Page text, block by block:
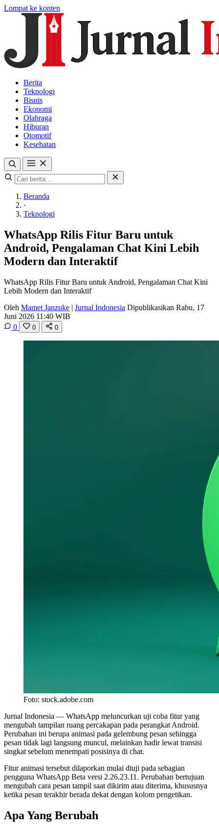
Lompat ke konten
Berita
Teknologi
Bisnis
Ekonomi
Olahraga
Hiburan
Otomotif
Kesehatan
Beranda
·
Teknologi
WhatsApp Rilis Fitur Baru untuk
Android, Pengalaman Chat Kini Lebih
Modern dan Interaktif
WhatsApp Rilis Fitur Baru untuk Android, Pengalaman Chat Kini
Lebih Modern dan Interaktif
Oleh Mamet Janzuke | Jurnal Indonesia Dipublikasikan Rabu, 17
Juni 2026 11:40 WIB
0
0 0
Foto: stock.adobe.com
Jurnal Indonesia — WhatsApp meluncurkan uji coba fitur yang
mengubah tampilan ruang percakapan pada perangkat Android.
Perubahan ini berupa animasi pada gelembung pesan sehingga
pesan tidak lagi langsung muncul, melainkan hadir lewat transisi
singkat sebelum menempati posisinya di chat.
Fitur animasi tersebut dilaporkan mulai diuji pada sebagian
pengguna WhatsApp Beta versi 2.26.23.11. Perubahan bertujuan
mengubah cara pesan tampil saat dikirim atau diterima, khususnya
ketika pesan terakhir berada dekat dengan kolom pengetikan.
Apa Yang Berubah